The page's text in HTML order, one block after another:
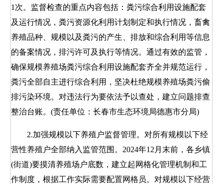
1次。监督检查的重点内容包括：粪污综合利用设施配套
及运行情况，粪污资源化利用计划制定和执行情况，畜禽
养殖品种、规模以及粪污的产生、排放和综合利用等信息
的备案情况，排污许可及执行等情况。通过有效的监管，
确保规模养殖场粪污综合利用设施配套齐全并规范运行，
粪污全部自主进行综合利用，坚决杜绝规模养殖场粪污偷
排污染环境。对违法行为要依法予以查处，建立问题排查
整治台账。(责任单位：长春市生态环境局德惠市分局)
2.加强规模以下养殖户监督管理。对所有规模以下经
营性养殖户全部纳入监管范围。2024年12月末前，各乡镇
(街道)要摸清养殖场户底数，建立起网格化管理机制和工
作制度，根据工作实际需要配置网格员。对规模以下经营